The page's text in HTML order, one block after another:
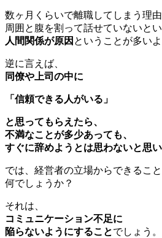
数ヶ月くらいで離職してしまう理
周囲と腹を割って話せていないと
人間関係が原因 ということが多いよ
逆に言えば、
同僚や上司の中に
「信頼できる人がいる」
と思ってもらえたら、
不満なことが多少あっても、
すぐに辞めようとは思わないと思
では、経営者の立場からできるこ
何でしょうか？
それは、
コミュニケーション不足に
陥らないようにすることでしょう。